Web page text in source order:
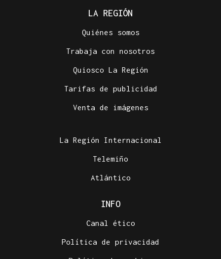
LA REGIÓN
Quiénes somos
Trabaja con nosotros
Quiosco La Región
Tarifas de publicidad
Venta de imágenes
La Región Internacional
Telemiño
Atlántico
INFO
Canal ético
Política de privacidad